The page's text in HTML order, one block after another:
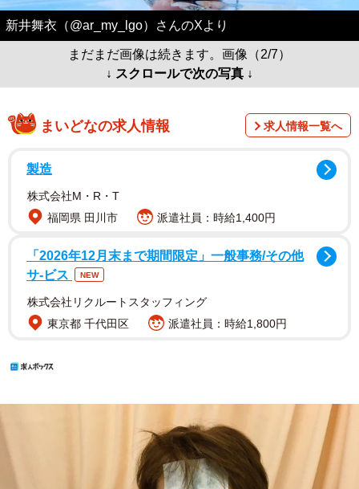
新井舞衣（@ar_my_lgo）さんのXより
まだまだ画像は続きます。画像（2/7）
↓ スクロールで次の写真 ↓
まいどなの求人情報 求人情報一覧へ
製造
株式会社M・R・T
福岡県 田川市
派遣社員：時給1,400円
「2026年12月末まで期間限定」一般事務/その他
サ-ビス
NEW
株式会社リクルートスタッフィング
東京都 千代田区
派遣社員：時給1,800円